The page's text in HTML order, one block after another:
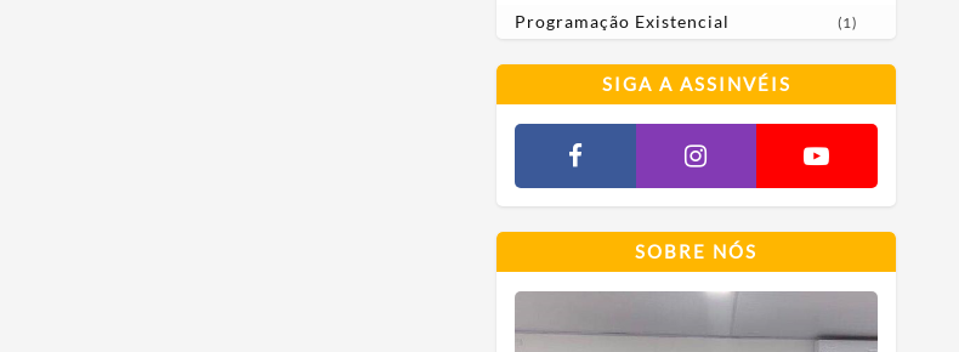
Programação Existencial (1)
SIGA A ASSINVÉIS
SOBRE NÓS